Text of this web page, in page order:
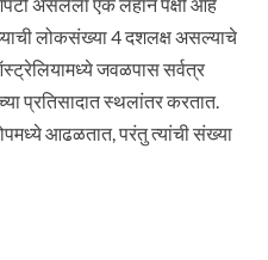
लोकसंख्या 4 दशलक्ष असल्याचे
जवळपास सर्वत्र
प्रतिसादात स्थलांतर करतात.
आढळतात, परंतु त्यांची संख्या